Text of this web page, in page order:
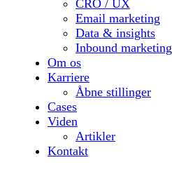
CRO / UX
Email marketing
Data & insights
Inbound marketing
Om os
Karriere
Åbne stillinger
Cases
Viden
Artikler
Kontakt